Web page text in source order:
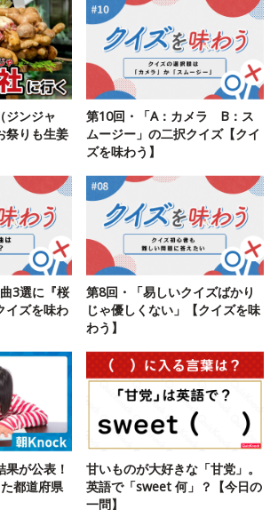
ジンジャ
祭りも生姜
第10回・「A：カメラ B：ス
ムージー」の二択クイズ【クイ
ズを味わう】
3選に『桜
イズを味わ
第8回・「易しいクイズばかり
じゃ優しくない」【クイズを味
わう】
が公表！
都道府県
甘いものが大好きな「甘党」。
英語で「sweet 何」？【今日の
一問】